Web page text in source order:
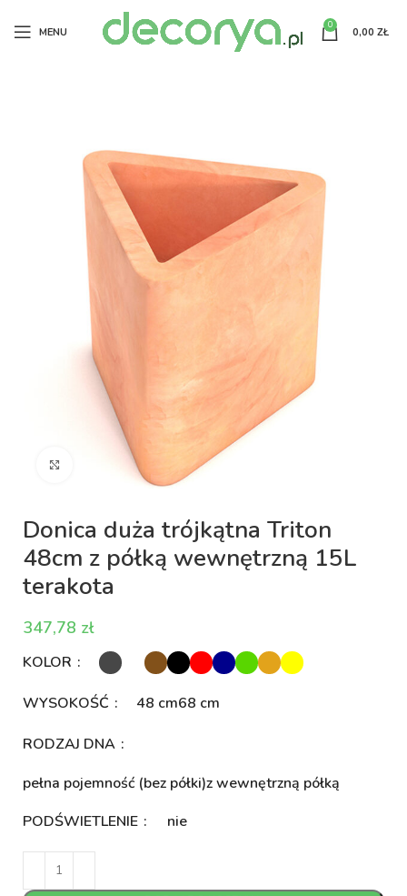
MENU
0
0,00 ZŁ
Kliknij aby powiększyć
Donica duża trójkątna Triton
48cm z półką wewnętrzną 15L
terakota
zł
KOLOR
WYSOKOŚĆ 48 cm68 cm
RODZAJ DNA
pełna pojemność (bez półki)z wewnętrzną półką
PODŚWIETLENIE
nie